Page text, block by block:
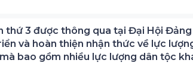
thứ 3 được thông qua tại Đại Hội
và hoàn thiện nhận thức về lực
bao gồm nhiều lực lượng dân tộc